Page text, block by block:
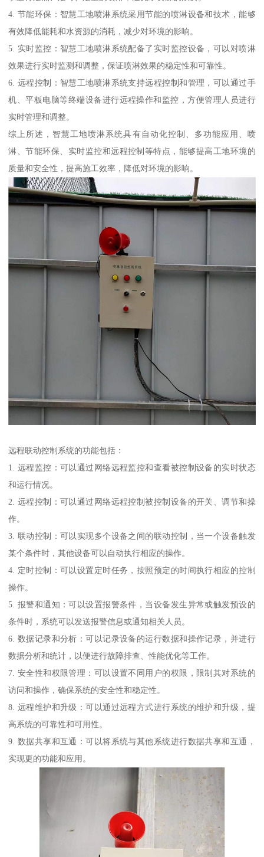
4. 节能环保：智慧工地喷淋系统采用节能的喷淋设备和技术，能够
有效降低能耗和水资源的消耗，减少对环境的影响。
5. 实时监控：智慧工地喷淋系统配备了实时监控设备，可以对喷淋
效果进行实时监测和调整，保证喷淋效果的稳定性和可靠性。
6. 远程控制：智慧工地喷淋系统支持远程控制和管理，可以通过手
机、平板电脑等终端设备进行远程操作和监控，方便管理人员进行
实时管理和调整。
综上所述，智慧工地喷淋系统具有自动化控制、多功能应用、喷
淋、节能环保、实时监控和远程控制等特点，能够提高工地环境的
质量和安全性，提高施工效率，降低对环境的影响。
远程联动控制系统的功能包括：
1. 远程监控：可以通过网络远程监控和查看被控制设备的实时状态
和运行情况。
2. 远程控制：可以通过网络远程控制被控制设备的开关、调节和操
作。
3. 联动控制：可以实现多个设备之间的联动控制，当一个设备触发
某个条件时，其他设备可以自动执行相应的操作。
4. 定时控制：可以设置定时任务，按照预定的时间执行相应的控制
操作。
5. 报警和通知：可以设置报警条件，当设备发生异常或触发预设的
条件时，系统可以发送报警信息或通知相关人员。
6. 数据记录和分析：可以记录设备的运行数据和操作记录，并进行
数据分析和统计，以便进行故障排查、性能优化等工作。
7. 安全性和权限管理：可以设置不同用户的权限，限制其对系统的
访问和操作，确保系统的安全性和稳定性。
8. 远程维护和升级：可以通过远程方式进行系统的维护和升级，提
高系统的可靠性和可用性。
9. 数据共享和互通：可以将系统与其他系统进行数据共享和互通，
实现更的功能和应用。